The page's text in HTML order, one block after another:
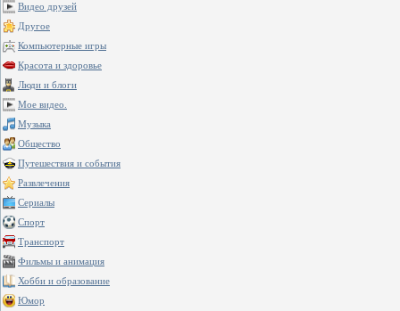
Видео друзей
Другое
Компьютерные игры
Красота и здоровье
Люди и блоги
Мое видео.
Музыка
Общество
Путешествия и события
Развлечения
Сериалы
Спорт
Транспорт
Фильмы и анимация
Хобби и образование
Юмор